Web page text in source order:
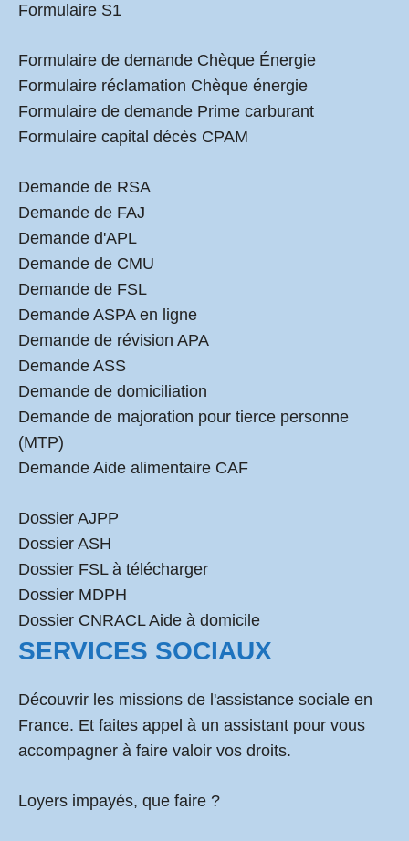
Formulaire S1
Formulaire de demande Chèque Énergie
Formulaire réclamation Chèque énergie
Formulaire de demande Prime carburant
Formulaire capital décès CPAM
Demande de RSA
Demande de FAJ
Demande d'APL
Demande de CMU
Demande de FSL
Demande ASPA en ligne
Demande de révision APA
Demande ASS
Demande de domiciliation
Demande de majoration pour tierce personne
(MTP)
Demande Aide alimentaire CAF
Dossier AJPP
Dossier ASH
Dossier FSL à télécharger
Dossier MDPH
Dossier CNRACL Aide à domicile
SERVICES SOCIAUX
Découvrir les missions de l'assistance sociale en
France. Et faites appel à un assistant pour vous
accompagner à faire valoir vos droits.
Loyers impayés, que faire ?